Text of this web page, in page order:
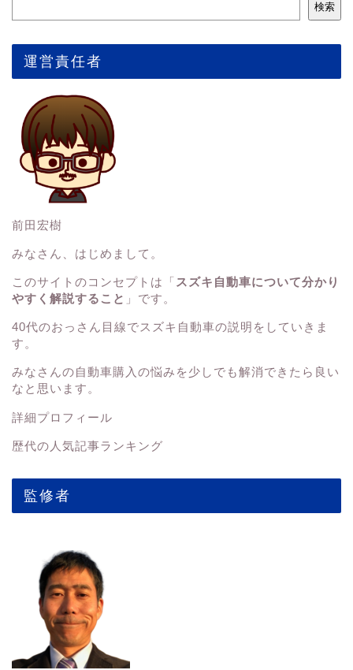
検索
運営責任者
前田宏樹
みなさん、はじめまして。
このサイトのコンセプトは「 スズキ自動車について分かり
やすく解説すること 」です。
40代のおっさん目線でスズキ自動車の説明をしていきま
す。
みなさんの自動車購入の悩みを少しでも解消できたら良い
なと思います。
詳細プロフィール
歴代の人気記事ランキング
監修者